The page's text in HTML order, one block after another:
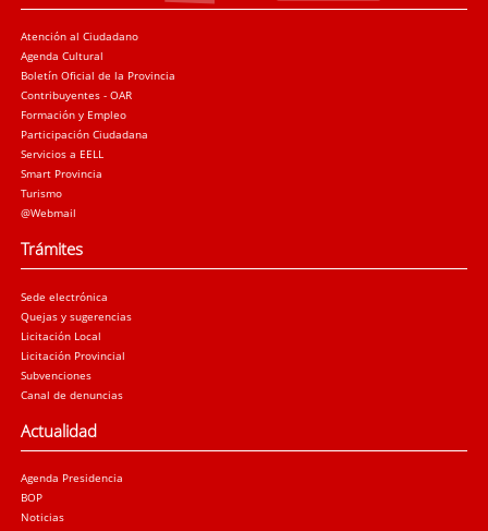
Atención al Ciudadano
Agenda Cultural
Boletín Oficial de la Provincia
Contribuyentes - OAR
Formación y Empleo
Participación Ciudadana
Servicios a EELL
Smart Provincia
Turismo
@Webmail
Trámites
Sede electrónica
Quejas y sugerencias
Licitación Local
Licitación Provincial
Subvenciones
Canal de denuncias
Actualidad
Agenda Presidencia
BOP
Noticias